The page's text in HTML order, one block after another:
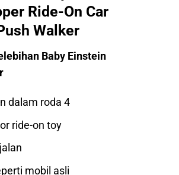
Ride-On Car
Walker
Baby Einstein
dalam roda 4
ride-on toy
mobil asli